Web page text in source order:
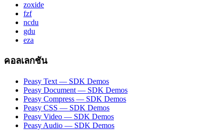
zoxide
fzf
ncdu
gdu
eza
คอลเลกชัน
Peasy Text — SDK Demos
Peasy Document — SDK Demos
Peasy Compress — SDK Demos
Peasy CSS — SDK Demos
Peasy Video — SDK Demos
Peasy Audio — SDK Demos